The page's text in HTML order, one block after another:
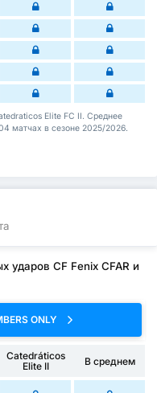
Elite FC II. Среднее
матчах в сезоне 2025/2026.
ударов CF Fenix CFAR и
ONLY
Catedráticos
Elite II
В среднем